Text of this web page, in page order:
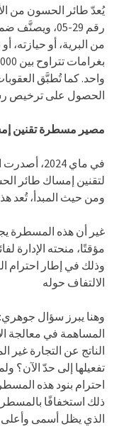
يُعدّ طائر الحسون من
رقم 29-05،
من البرية، أو حيازته،
واحد. كما تُطبَّق
الحصول على ترخيص
مصير مسطرة تقنين
في ماي
لتقنين إمساك طائر
ومن حيث المبدأ، تُعد
غير أن هذه المسطرة
مؤقتًا، منحته الإدارة
وذلك في إطار احترام
الالتفاف حوله
وهنا يبرز سؤال
المساهمة في معالجة
الناتج عن التجارة غير
تفعيلها إلى حدّ الآن؟
احترام بنود هذه
ذلك استخفافًا
الذي يظل أسمى وأعلى